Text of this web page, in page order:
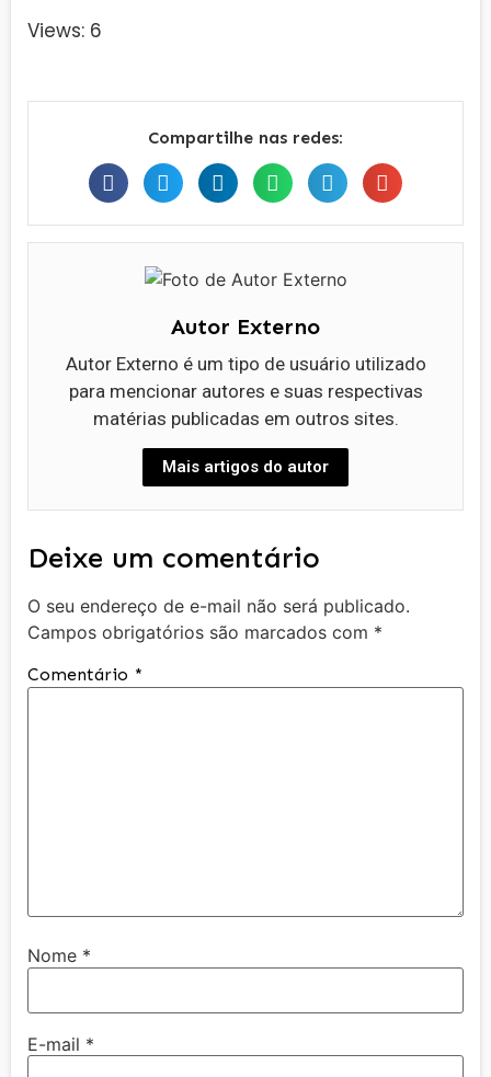
Views: 6
Compartilhe nas redes:
Autor Externo
Autor Externo é um tipo de usuário utilizado
para mencionar autores e suas respectivas
matérias publicadas em outros sites.
Mais artigos do autor
Deixe um comentário
O seu endereço de e-mail não será publicado.
Campos obrigatórios são marcados com *
Comentário *
Nome *
E-mail *